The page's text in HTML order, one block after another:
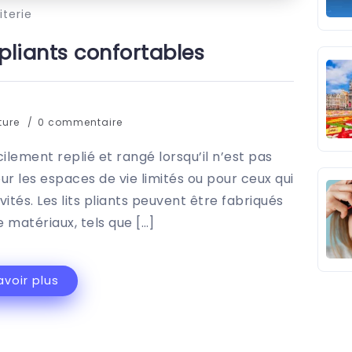
confortables
0 commentaire
replié et rangé lorsqu’il n’est pas
les espaces de vie limités ou pour ceux qui
Les lits pliants peuvent être fabriqués
matériaux, tels que […]
plus